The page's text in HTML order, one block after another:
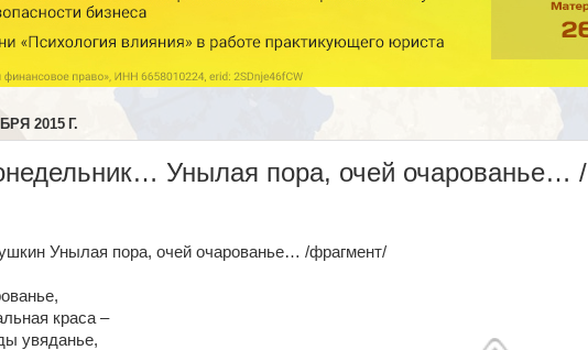
2015 Г.
Унылая пора, очей очарованье… /
Унылая пора, очей очарованье… /фрагмент/
краса –
увяданье,